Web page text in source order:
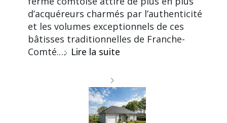
d’acquéreurs charmés par l’authenticité
et les volumes exceptionnels de ces
bâtisses traditionnelles de Franche-
Comté.… Lire la suite